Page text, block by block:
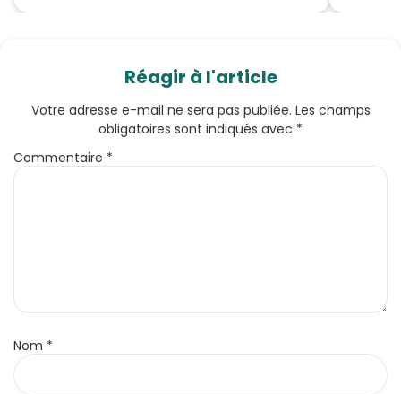
Réagir à l'article
Votre adresse e-mail ne sera pas publiée. Les champs
obligatoires sont indiqués avec *
Commentaire *
Nom *